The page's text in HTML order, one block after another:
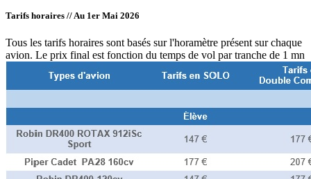
Tarifs horaires // Au 1er Mai 2026
Tous les tarifs horaires sont basés sur l'horamètre présent sur chaque
avion. Le prix final est fonction du temps de vol par tranche de 1 mn